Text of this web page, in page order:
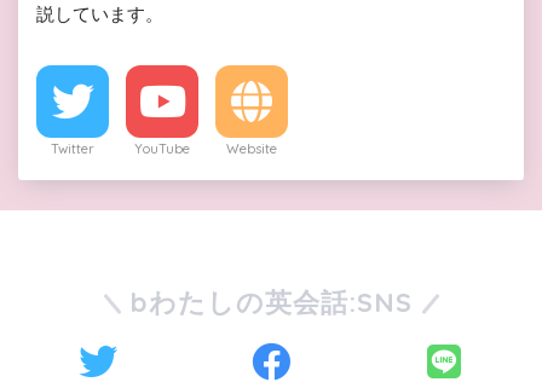
説しています。
Twitter YouTube Website
bわたしの英会話:SNS